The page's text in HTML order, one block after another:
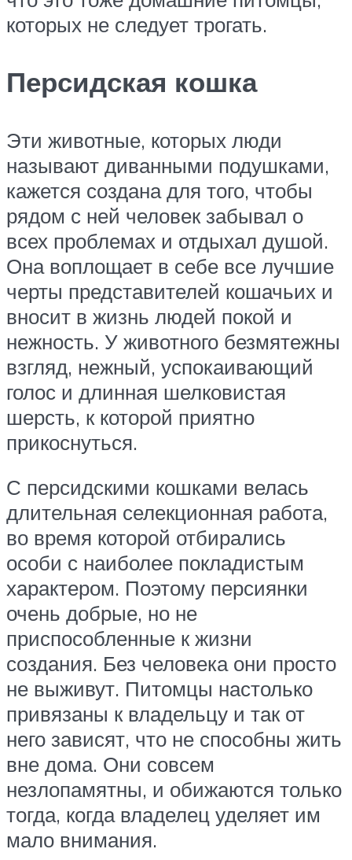
которых не следует трогать.
Персидская кошка
Эти животные, которых люди
называют диванными подушками,
кажется создана для того, чтобы
рядом с ней человек забывал о
всех проблемах и отдыхал душой.
Она воплощает в себе все лучшие
черты представителей кошачьих и
вносит в жизнь людей покой и
нежность. У животного безмятежны
взгляд, нежный, успокаивающий
голос и длинная шелковистая
шерсть, к которой приятно
прикоснуться.
С персидскими кошками велась
длительная селекционная работа,
во время которой отбирались
особи с наиболее покладистым
характером. Поэтому персиянки
очень добрые, но не
приспособленные к жизни
создания. Без человека они просто
не выживут. Питомцы настолько
привязаны к владельцу и так от
него зависят, что не способны жить
вне дома. Они совсем
незлопамятны, и обижаются только
тогда, когда владелец уделяет им
мало внимания.